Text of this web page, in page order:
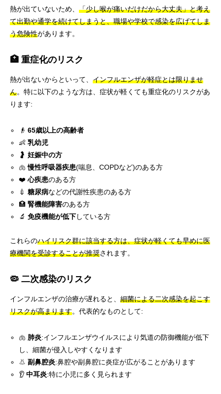
熱が出ていないため、 「少し喉が痛いだけだから大丈夫」と考え
て出勤や通学を続けてしまうと、職場や学校で感染を広げてしま
う危険性があります。
🏥 重症化のリスク
熱が出ないからといって、 インフルエンザが軽症とは限りませ
ん。特に以下のような方は、症状が軽くても重症化のリスクがあ
ります:
👴65歳以上の高齢者
👶乳幼児
🤰妊娠中の方
🫁慢性呼吸器疾患(喘息、COPDなど)のある方
❤️心疾患のある方
💉糖尿病などの代謝性疾患のある方
🏥腎機能障害のある方
🔬免疫機能が低下している方
これらのハイリスク群に該当する方は、症状が軽くても早めに医
療機関を受診することが推奨されます。
🦠 二次感染のリスク
インフルエンザの治療が遅れると、 細菌による二次感染を起こす
リスクが高まります。代表的なものとして:
🫁 肺炎:インフルエンザウイルスにより気道の防御機能が低下
し、細菌が侵入しやすくなります
👃副鼻腔炎:鼻腔や副鼻腔に炎症が広がることがあります
👂中耳炎:特に小児に多く見られます